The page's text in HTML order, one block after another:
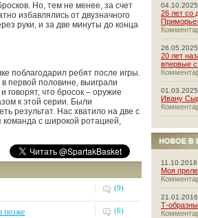
Но, тем не менее, за счет
избавлялись от двузначного
руки, и за две минуты до конца
поблагодарил ребят после игры.
первой половине, выиграли
что бросок – оружие
к этой серии. Были
результат. Нас хватило на две с
команда с широкой ротацией,
(9)
позже (6)
04.10.2025
26 лет со
26.05.2025
20 лет
впервые
01.03.2025
Ивану
11.10.2018
Моя
Т-